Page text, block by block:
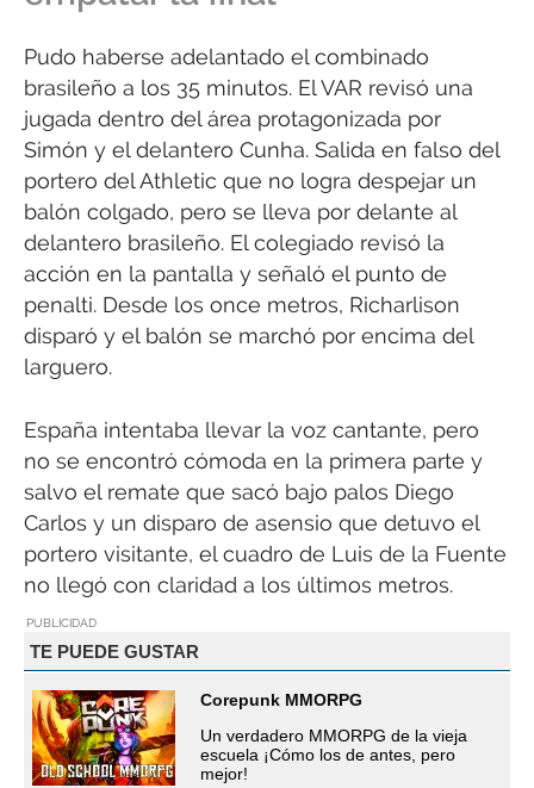
Pudo haberse adelantado el combinado
brasileño a los 35 minutos. El VAR revisó una
jugada dentro del área protagonizada por
Simón y el delantero Cunha. Salida en falso del
portero del Athletic que no logra despejar un
balón colgado, pero se lleva por delante al
delantero brasileño. El colegiado revisó la
acción en la pantalla y señaló el punto de
penalti. Desde los once metros, Richarlison
disparó y el balón se marchó por encima del
larguero.
España intentaba llevar la voz cantante, pero
no se encontró cómoda en la primera parte y
salvo el remate que sacó bajo palos Diego
Carlos y un disparo de asensio que detuvo el
portero visitante, el cuadro de Luis de la Fuente
no llegó con claridad a los últimos metros.
PUBLICIDAD
TE PUEDE GUSTAR
Corepunk MMORPG
Un verdadero MMORPG de la vieja
escuela ¡Cómo los de antes, pero
mejor!